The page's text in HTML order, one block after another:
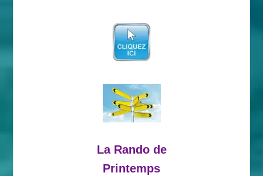
La Rando de
Printemps